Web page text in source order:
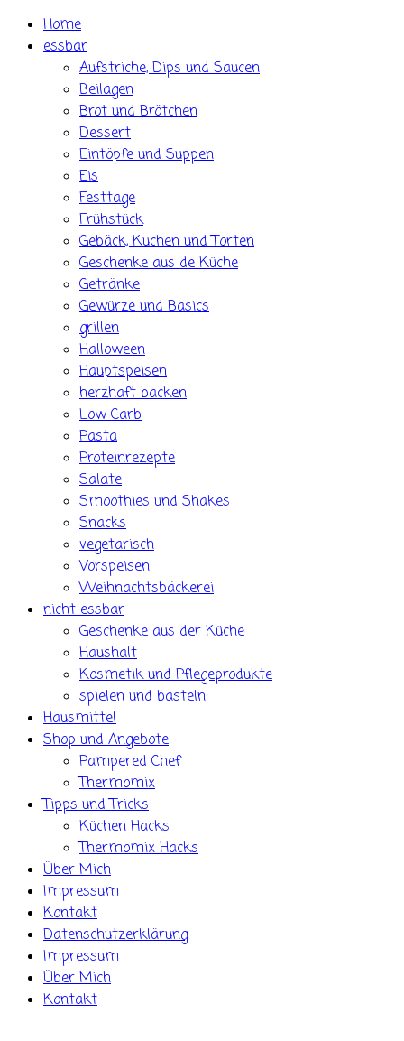
Skip Home
essbar
Aufstriche, Dips und Saucen
Beilagen
Brot und Brötchen
Dessert
Eintöpfe und Suppen
Eis
Festtage
Frühstück
Gebäck, Kuchen und Torten
Geschenke aus de Küche
Getränke
Gewürze und Basics
grillen
Halloween
Hauptspeisen
herzhaft backen
Low Carb
Pasta
Proteinrezepte
Salate
Smoothies und Shakes
Snacks
vegetarisch
Vorspeisen
Weihnachtsbäckerei
nicht essbar
Geschenke aus der Küche
Haushalt
Kosmetik und Pflegeprodukte
spielen und basteln
Hausmittel
Shop und Angebote
Pampered Chef
Thermomix
Tipps und Tricks
Küchen Hacks
Thermomix Hacks
Über Mich
Impressum
Kontakt
Datenschutzerklärung
Impressum
Über Mich
Kontakt